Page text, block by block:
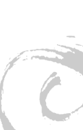
향을 가득 품은 멍게로 나